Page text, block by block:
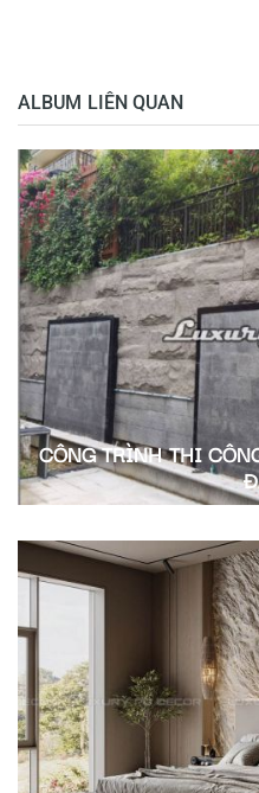
ALBUM LIÊN QUAN
CÔNG TRÌNH THI